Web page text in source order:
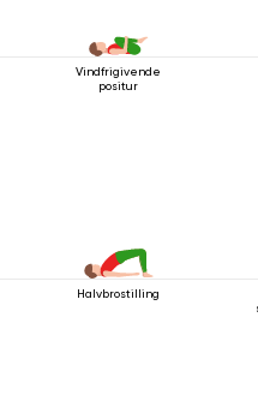
Vindfrigivende
positur
Halvbrostilling